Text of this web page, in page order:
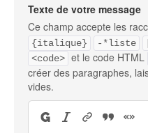
Texte de votre message
Ce champ accepte les
{italique}
-*liste
<code> et le code HTML
créer des paragraphes,
vides.